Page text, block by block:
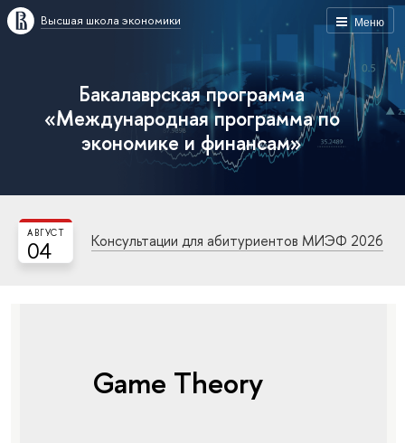
Меню
Высшая школа экономики
Бакалаврская программа
«Международная программа по
экономике и финансам»
04
АВГУСТ Консультации для абитуриентов МИЭФ 2026
Game Theory